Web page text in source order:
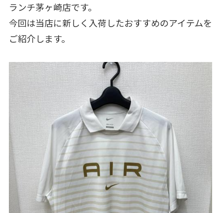
ランチ茅ヶ崎店です。
今回は当店に新しく入荷したおすすめのアイテムを
ご紹介します。